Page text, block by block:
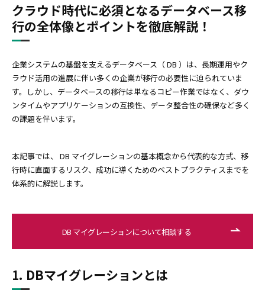
クラウド時代に必須となるデータベース移
行の全体像とポイントを徹底解説！
企業システムの基盤を支えるデータベース（ DB ）は、長期運用やク
ラウド活用の進展に伴い多くの企業が移行の必要性に迫られていま
す。しかし、データベースの移行は単なるコピー作業ではなく、ダウ
ンタイムやアプリケーションの互換性、データ整合性の確保など多く
の課題を伴います。
本記事では、 DB マイグレーションの基本概念から代表的な方式、移
行時に直面するリスク、成功に導くためのベストプラクティスまでを
体系的に解説します。
DB マイグレーションについて相談する
1. DBマイグレーションとは